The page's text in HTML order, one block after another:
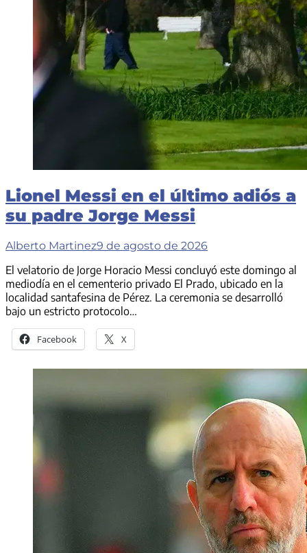
Lionel Messi en el último adiós a
su padre Jorge Messi
Alberto Martinez9 de agosto de 2026
El velatorio de Jorge Horacio Messi concluyó este domingo al
mediodía en el cementerio privado El Prado, ubicado en la
localidad santafesina de Pérez. La ceremonia se desarrolló
bajo un estricto protocolo…
Facebook X